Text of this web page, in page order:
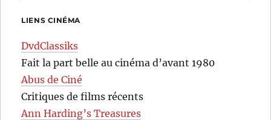
LIENS CINÉMA
DvdClassiks
Fait la part belle au cinéma d’avant 1980
Abus de Ciné
Critiques de films récents
Ann Harding’s Treasures